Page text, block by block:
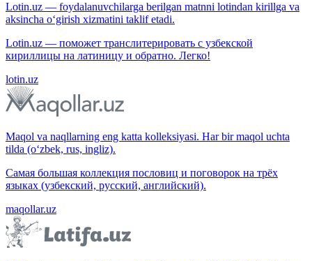
Lotin.uz — foydalanuvchilarga berilgan matnni lotindan kirillga va
aksincha o‘girish xizmatini taklif etadi.
Lotin.uz — поможет транслитерировать с узбекской
кириллицы на латиницу и обратно. Легко!
lotin.uz
Maqol va naqllarning eng katta kolleksiyasi. Har bir maqol uchta
tilda (o‘zbek, rus, ingliz).
Самая большая коллекция пословиц и поговорок на трёх
языках (узбекский, русский, английский).
maqollar.uz